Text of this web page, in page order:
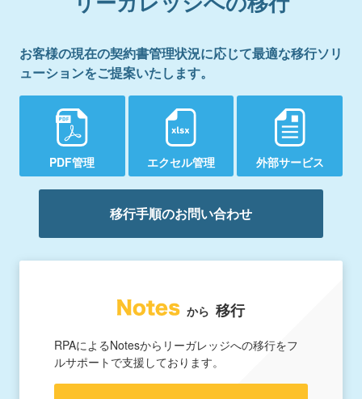
お客様の現在の契約書管理状況に応じて最適な移行ソリ
ューションをご提案いたします。
PDF管理 エクセル管理 外部サービス
移行手順のお問い合わせ
から 移行
RPAによるNotesからリーガレッジへの移行をフ
ルサポートで支援しております。